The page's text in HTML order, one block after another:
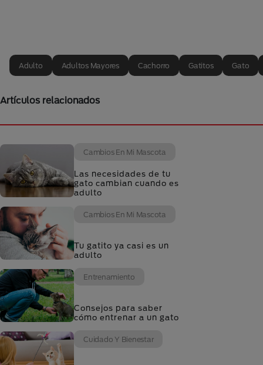
Adulto Adultos Mayores Cachorro Gatitos Gato
Artículos relacionados
Cambios En Mi Mascota
Las necesidades de tu
gato cambian cuando es
adulto
Cambios En Mi Mascota
Tu gatito ya casi es un
adulto
Entrenamiento
Consejos para saber
cómo entrenar a un gato
Cuidado Y Bienestar